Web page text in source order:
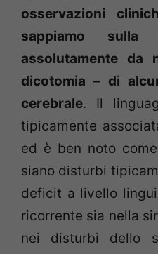
osservazioni
sappiamo sulla
assolutamente da
dicotomia – di
cerebrale. Il
tipicamente
ed è ben noto
siano disturbi
deficit a livello
ricorrente sia nella
nei disturbi dello